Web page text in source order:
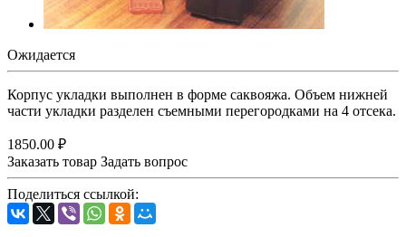
Ожидается
Корпус укладки выполнен в форме саквояжа. Объем нижней
части укладки разделен съемными перегородками на 4 отсека.
1850.00 ₽
Заказать товар Задать вопрос
Поделиться ссылкой: